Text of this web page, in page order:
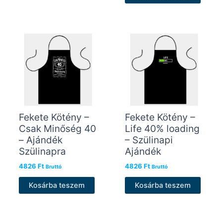
Fekete Kötény –
Csak Minőség 40
– Ajándék
Szülinapra
4826 Ft Bruttó
Kosárba teszem
Fekete Kötény –
Life 40% loading
– Szülinapi
Ajándék
4826 Ft Bruttó
Kosárba teszem